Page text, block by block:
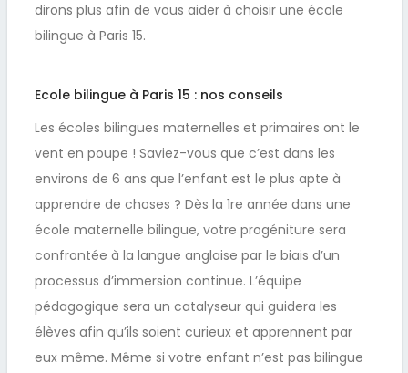
dirons plus afin de vous aider à choisir une école
bilingue à Paris 15.
Ecole bilingue à Paris 15 : nos conseils
Les écoles bilingues maternelles et primaires ont le
vent en poupe ! Saviez-vous que c’est dans les
environs de 6 ans que l’enfant est le plus apte à
apprendre de choses ? Dès la 1re année dans une
école maternelle bilingue, votre progéniture sera
confrontée à la langue anglaise par le biais d’un
processus d’immersion continue. L’équipe
pédagogique sera un catalyseur qui guidera les
élèves afin qu’ils soient curieux et apprennent par
eux même. Même si votre enfant n’est pas bilingue